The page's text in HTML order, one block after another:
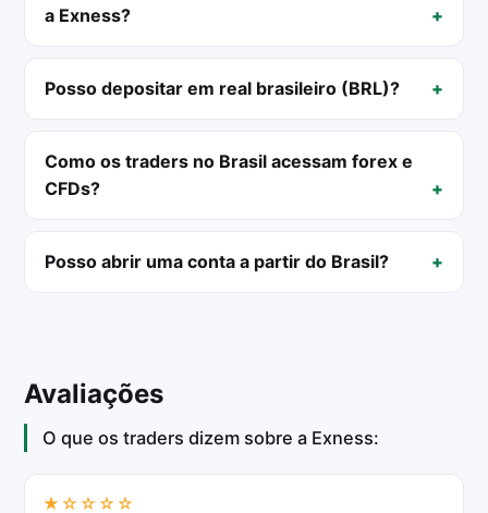
a Exness?
Posso depositar em real brasileiro (BRL)?
Como os traders no Brasil acessam forex e
CFDs?
Posso abrir uma conta a partir do Brasil?
Avaliações
O que os traders dizem sobre a Exness:
★☆☆☆☆